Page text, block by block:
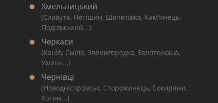
Хмельницький
(Славута, Нетішин, Шепетівка, Кам'янець-
Подільський...)
Черкаси
(Канів, Сміла, Звенигородка, Золотоноша,
Умань...)
Чернівці
(Новодністровськ, Сторожинець, Сокиряни,
Хотин...)